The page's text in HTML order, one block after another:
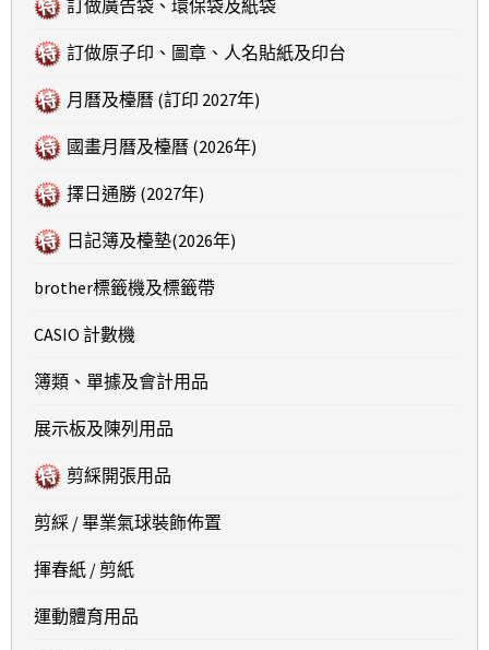
訂做廣告袋、環保袋及紙袋
訂做原子印、圖章、人名貼紙及印台
月曆及檯曆 (訂印 2027年)
國畫月曆及檯曆 (2026年)
擇日通勝 (2027年)
日記簿及檯墊(2026年)
brother標籤機及標籤帶
CASIO 計數機
簿類、單據及會計用品
展示板及陳列用品
剪綵開張用品
剪綵 / 畢業氣球裝飾佈置
揮春紙 / 剪紙
運動體育用品